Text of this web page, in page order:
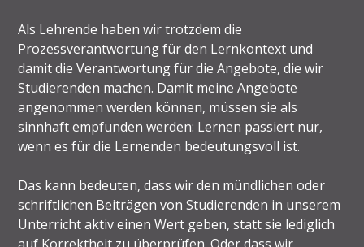
Als Lehrende haben wir trotzdem die
Prozessverantwortung für den Lernkontext und
damit die Verantwortung für die Angebote, die wir
Studierenden machen. Damit meine Angebote
angenommen werden können, müssen sie als
sinnhaft empfunden werden: Lernen passiert nur,
wenn es für die Lernenden bedeutungsvoll ist.
Das kann bedeuten, dass wir den mündlichen oder
schriftlichen Beiträgen von Studierenden in unserem
Unterricht aktiv einen Wert geben, statt sie lediglich